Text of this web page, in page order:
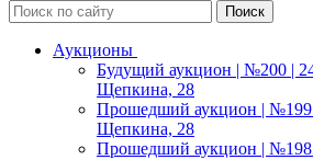
Аукционы
Будущий аукцион | №200 | 24
Щепкина, 28
Прошедший аукцион | №199
Щепкина, 28
Прошедший аукцион | №198